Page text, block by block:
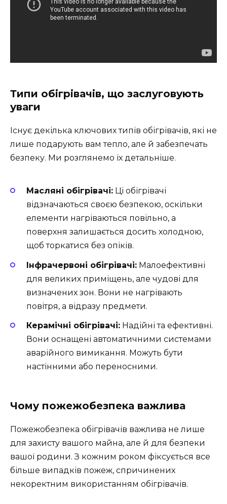
Типи обігрівачів, що заслуговують
уваги
Існує декілька ключових типів обігрівачів, які не
лише подарують вам тепло, але й забезпечать
безпеку. Ми розглянемо їх детальніше.
Масляні обігрівачі: Ці обігрівачі
відзначаються своєю безпекою, оскільки
елементи нагріваються повільно, а
поверхня залишається досить холодною,
щоб торкатися без опіків.
Інфрачервоні обігрівачі: Малоефективні
для великих приміщень, але чудові для
визначених зон. Вони не нагрівають
повітря, а відразу предмети.
Керамічні обігрівачі: Надійні та ефективні.
Вони оснащені автоматичними системами
аварійного вимикання. Можуть бути
настінними або переносними.
Чому пожежобезпека важлива
Пожежобезпека обігрівачів важлива не лише
для захисту вашого майна, але й для безпеки
вашої родини. З кожним роком фіксується все
більше випадків пожеж, спричинених
некоректним використанням обігрівачів.